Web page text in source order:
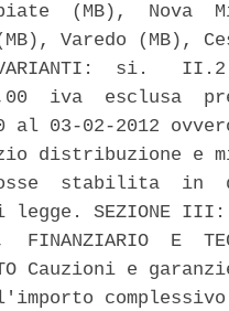
(MB),  Nova
(MB), Varedo
si.   II.2)
iva  esclusa
al 03-02-2012
distribuzione e
stabilita  in
SEZIONE III:
FINANZIARIO  E
Cauzioni e